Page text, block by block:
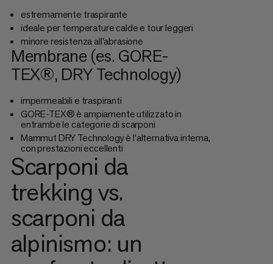
estremamente traspirante
ideale per temperature calde e tour leggeri
minore resistenza all'abrasione
Membrane (es. GORE-
TEX®, DRY Technology)
impermeabili e traspiranti
GORE-TEX® è ampiamente utilizzato in
entrambe le categorie di scarponi
Mammut DRY Technology è l'alternativa interna,
con prestazioni eccellenti
Scarponi da
trekking vs.
scarponi da
alpinismo: un